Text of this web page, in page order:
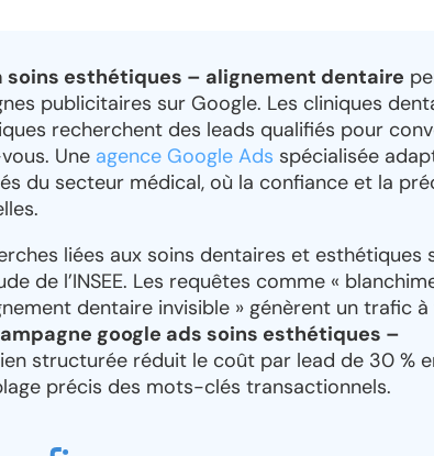
soins esthétiques – alignement dentaire
publicitaires sur Google. Les cliniques
recherchent des leads qualifiés pour
Une agence Google Ads spécialisée
du secteur médical, où la confiance et la
liées aux soins dentaires et esthétiques
de l’INSEE. Les requêtes comme «
dentaire invisible » génèrent un trafic
google ads soins esthétiques –
structurée réduit le coût par lead de 30 %
précis des mots-clés transactionnels.